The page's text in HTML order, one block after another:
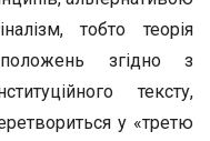
тобто теорія
положень згідно з
тексту,
у «третю